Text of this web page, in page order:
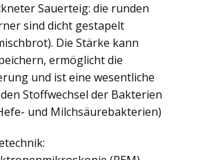
Sauerteig: die runden
sind dicht gestapelt
Die Stärke kann
ermöglicht die
und ist eine wesentliche
Stoffwechsel der Bakterien
und Milchsäurebakterien)